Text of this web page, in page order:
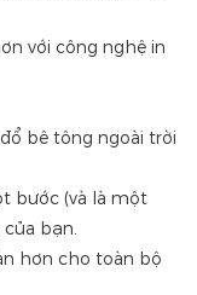
với công nghệ in
bê tông ngoài trời
bước (và là một
bạn.
hơn cho toàn bộ